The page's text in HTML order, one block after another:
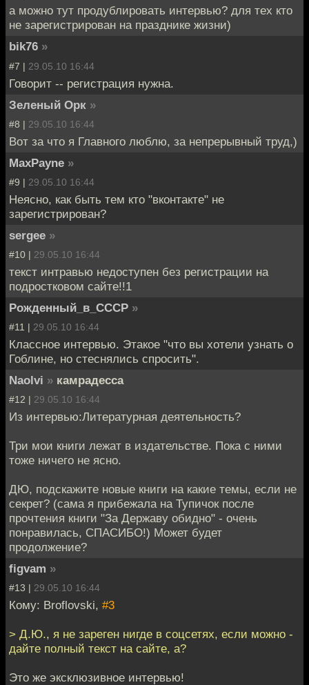
а можно тут продублировать интервью? для тех кто
не зарегистрирован на празднике жизни)
bik76 »
#7 | 29.05.10 16:44
Говорит -- регистрация нужна.
Зеленый Орк »
#8 | 29.05.10 16:44
Вот за что я Главного люблю, за непрерывный труд,)
MaxPayne »
#9 | 29.05.10 16:44
Неясно, как быть тем кто "вконтакте" не
зарегистрирован?
sergee »
#10 | 29.05.10 16:44
текст интравью недоступен без регистрации на
подростковом сайте!!1
Рожденный_в_СССР »
#11 | 29.05.10 16:44
Классное интервью. Этакое "что вы хотели узнать о
Гоблине, но стеснялись спросить".
Naolvi » камрадесса
#12 | 29.05.10 16:44
Из интервью:Литературная деятельность?
Три мои книги лежат в издательстве. Пока с ними
тоже ничего не ясно.
ДЮ, подскажите новые книги на какие темы, если не
секрет? (сама я прибежала на Тупичок после
прочтения книги "За Державу обидно" - очень
понравилась, СПАСИБО!) Может будет
продолжение?
figvam »
#13 | 29.05.10 16:44
Кому: Broflovski, #3
> Д.Ю., я не зареген нигде в соцсетях, если можно -
дайте полный текст на сайте, а?
Это же эксклюзивное интервью!